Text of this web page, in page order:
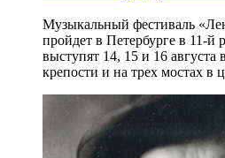
Музыкальный фестиваль
пройдет в Петербурге в 11-
выступят 14, 15 и 16 августа
крепости и на трех мостах в